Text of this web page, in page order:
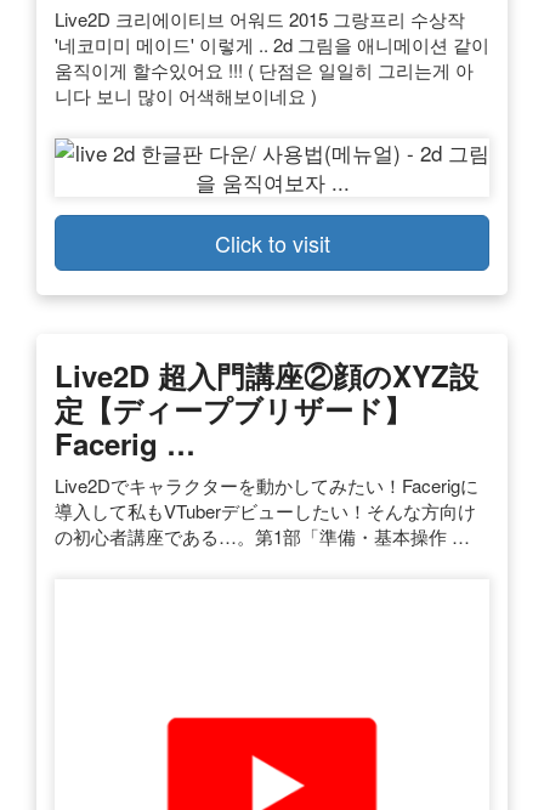
Live2D 크리에이티브 어워드 2015 그랑프리 수상작
'네코미미 메이드' 이렇게 .. 2d 그림을 애니메이션 같이
움직이게 할수있어요 !!! ( 단점은 일일히 그리는게 아
니다 보니 많이 어색해보이네요 )
Click to visit
Live2D 超入門講座②顔のXYZ設
定【ディープブリザード】
Facerig …
Live2Dでキャラクターを動かしてみたい！Facerigに
導入して私もVTuberデビューしたい！そんな方向け
の初心者講座である…。第1部「準備・基本操作 …